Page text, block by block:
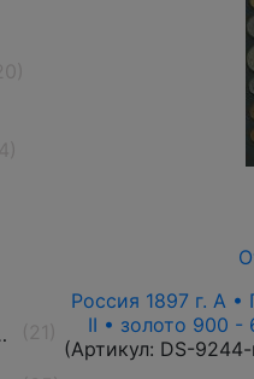
Россия 1897 г. А
II • золото 900 -
(Артикул: DS-